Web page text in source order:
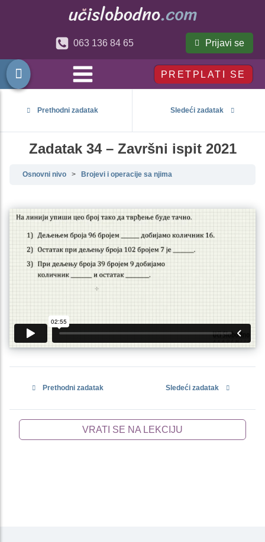
063 136 84 65 Prijavi se
PRETPLATI SE
Prethodni zadatak Sledeći zadatak
Zadatak 34 – Završni ispit 2021
Osnovni nivo Brojevi i operacije sa njima
Prethodni zadatak Sledeći zadatak
VRATI SE NA LEKCIJU